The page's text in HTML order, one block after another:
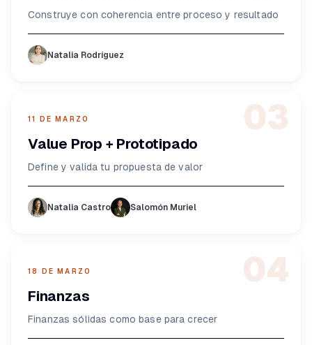
Construye con coherencia entre proceso y resultado
Natalia Rodríguez
03
11 DE MARZO
Value Prop + Prototipado
Define y valida tu propuesta de valor
Natalia Castro Salomón Muriel
04
18 DE MARZO
Finanzas
Finanzas sólidas como base para crecer